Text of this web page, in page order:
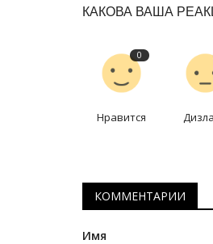
КАКОВА ВАША
0
Нравится
КОММЕНТАРИИ
Имя